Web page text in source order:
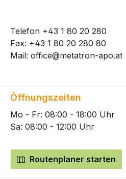
Telefon +43 1 80 20 280
Fax: +43 1 80 20 280 80
Mail: office@metatron-apo.at
Öffnungszeiten
Mo - Fr: 08:00 - 18:00 Uhr
Sa: 08:00 - 12:00 Uhr
Routenplaner starten